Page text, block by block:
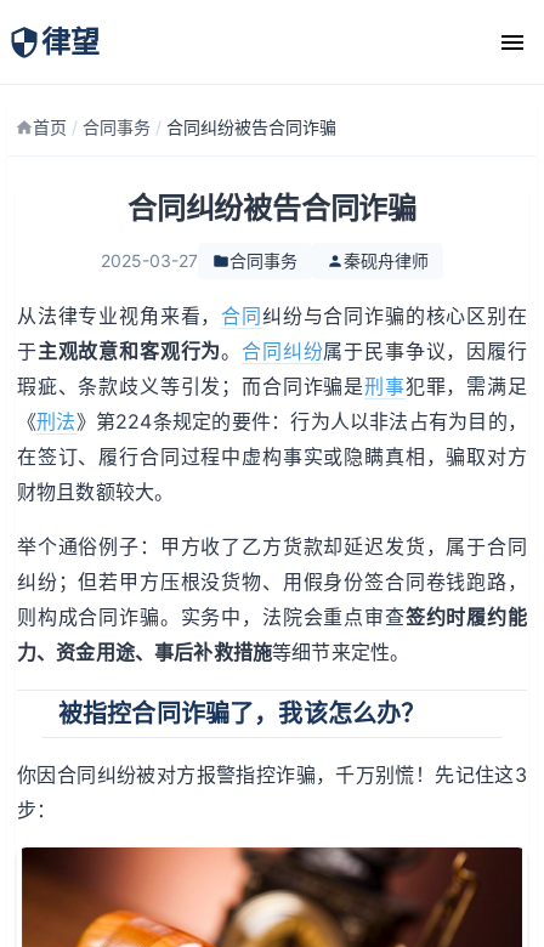
律望
律师团队
首页 / 合同事务 / 合同纠纷被告合同诈骗
合同纠纷被告合同诈骗
2025-03-27 合同事务 秦砚舟律师
从法律专业视角来看，合同纠纷与合同诈骗的核心区别在
于主观故意和客观行为。合同纠纷属于民事争议，因履行
瑕疵、条款歧义等引发；而合同诈骗是刑事犯罪，需满足
《刑法》第224条规定的要件：行为人以非法占有为目的，
在签订、履行合同过程中虚构事实或隐瞒真相，骗取对方
财物且数额较大。
举个通俗例子：甲方收了乙方货款却延迟发货，属于合同
纠纷；但若甲方压根没货物、用假身份签合同卷钱跑路，
则构成合同诈骗。实务中，法院会重点审查签约时履约能
力、资金用途、事后补救措施等细节来定性。
被指控合同诈骗了，我该怎么办？
你因合同纠纷被对方报警指控诈骗，千万别慌！先记住这3
步：